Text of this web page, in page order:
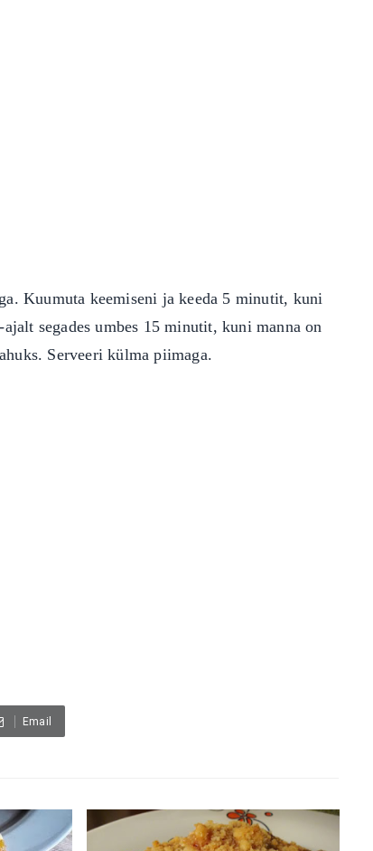
Kuumuta keemiseni ja keeda 5 minutit, kuni
segades umbes 15 minutit, kuni manna on
Serveeri külma piimaga.
Email